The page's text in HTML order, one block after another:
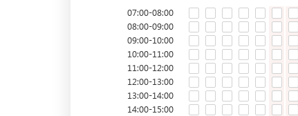
07:00-08:00
08:00-09:00
09:00-10:00
10:00-11:00
11:00-12:00
12:00-13:00
13:00-14:00
14:00-15:00